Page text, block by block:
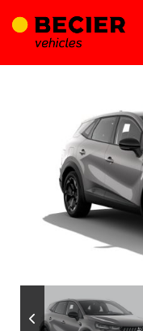
Afegeix a Compara